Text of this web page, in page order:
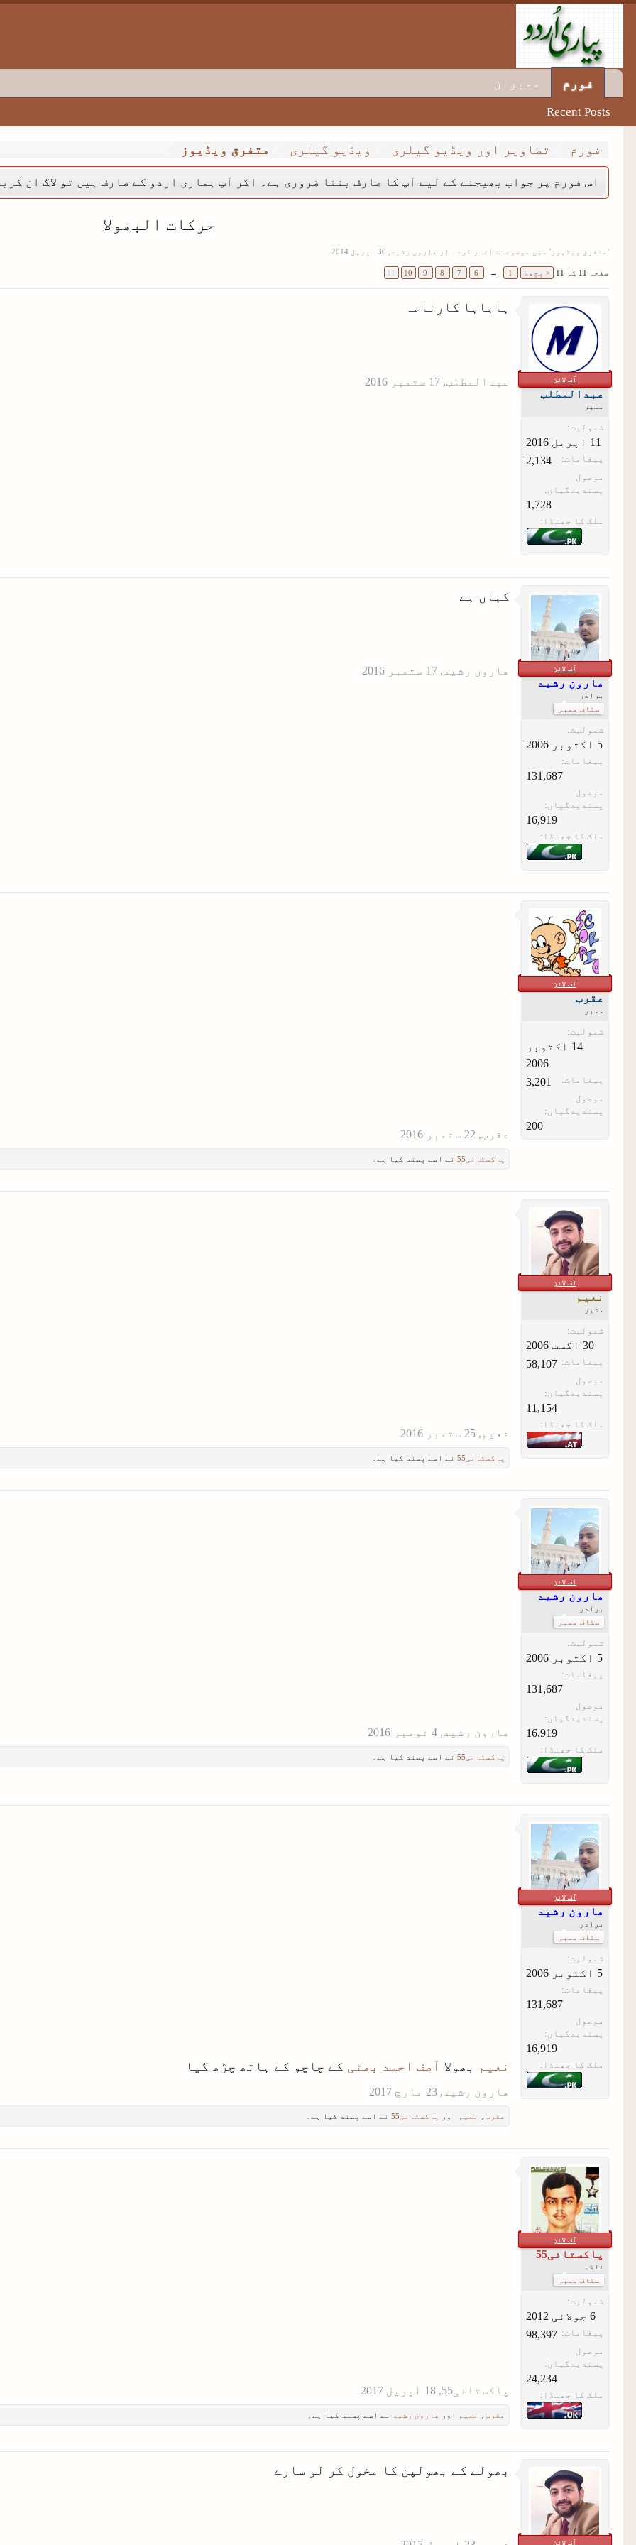
فورم تصاویر اور ویڈیو گیلری ویڈیو گیلری متفرق ویڈیوز
اس فورم پر جواب بھیجنے کے لیے آپ کا صارف بننا ضروری ہے۔ اگر آپ ہماری اردو کے صارف ہیں تو لاگ ان
حرکات البھولا
' متفرق ویڈیوز' میں موضوعات آغاز کردہ از ھارون رشید
صفحہ 11 کا 11 < پچھلا 1
→
6
7
8
9
10
11
آف لائن
عبدالمطلب
ممبر
شمولیت:
پیغامات: 2,134
موصول
پسندیدگیاں:
1,728
ملک کا جھنڈا:
ہاہاہا کارنامہ
عبدالمطلب, ‏17 ستمبر 2016
آف لائن
ھارون رشید
برادر
سٹاف ممبر
شمولیت:
‏5 اکتوبر 2006
پیغامات:
131,687
موصول
پسندیدگیاں:
16,919
ملک کا جھنڈا:
کہاں ہے
ھارون رشید , ‏17 ستمبر 2016
آف لائن
عقرب
ممبر
شمولیت:
‏14 اکتوبر
2006
پیغامات: 3,201
موصول
پسندیدگیاں:
200
عقرب,
پاکستانی55 نے اسے پسند کیا ہے۔
آف لائن
نعیم
مشیر
شمولیت:
‏30 اگست 2006
پیغامات: 58,107
موصول
پسندیدگیاں:
11,154
ملک کا جھنڈا:
نعیم , ‏25 ستمبر 2016
پاکستانی55 نے اسے پسند کیا ہے۔
آف لائن
ھارون رشید
برادر
سٹاف ممبر
شمولیت:
‏5 اکتوبر 2006
پیغامات:
131,687
موصول
پسندیدگیاں:
16,919
ملک کا جھنڈا:
ھارون رشید , ‏4 نومبر 2016
پاکستانی55 نے اسے پسند کیا ہے۔
آف لائن
ھارون رشید
برادر
سٹاف ممبر
شمولیت:
‏5 اکتوبر 2006
پیغامات:
131,687
موصول
پسندیدگیاں:
16,919
ملک کا جھنڈا: نعیم بھولا آصف احمد بھٹی کے چاچو کے ہاتھ چڑھ گیا
ھارون رشید , ‏23 مارچ 2017
عقرب، نعیم اور پاکستانی55 نے اسے پسند کیا ہے۔
آف لائن
پاکستانی55
ناظم
سٹاف ممبر
شمولیت:
‏6 جولائی 2012
پیغامات: 98,397
موصول
پسندیدگیاں:
24,234
ملک کا جھنڈا: پاکستانی55 , ‏18 اپریل 2017
عقرب، نعیم اور ھارون رشید نے اسے پسند کیا ہے۔
آف لائن
بھولے کے بھولپن کا مخول کر لو سارے
فورم
Recent Posts
ممبران